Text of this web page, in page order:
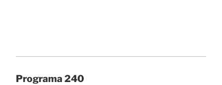
Programa 240